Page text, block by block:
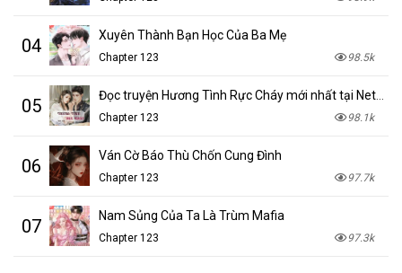
04 Xuyên Thành Bạn Học Của Ba Mẹ
Chapter 123 98.5k
05
Chapter 123 98.1k
06 Ván Cờ Báo Thù Chốn Cung Đình
Chapter 123 97.7k
07 Nam Sủng Của Ta Là Trùm Mafia
Chapter 123 97.3k